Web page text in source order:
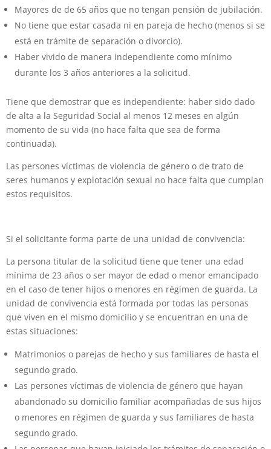
Mayores de de 65 años que no tengan pensión de jubilación.
No tiene que estar casada ni en pareja de hecho (menos si se
está en trámite de separación o divorcio).
Haber vivido de manera independiente como mínimo
durante los 3 años anteriores a la solicitud.
Tiene que demostrar que es independiente: haber sido dado
de alta a la Seguridad Social al menos 12 meses en algún
momento de su vida (no hace falta que sea de forma
continuada).
Las persones víctimas de violencia de género o de trato de
seres humanos y explotación sexual no hace falta que cumplan
estos requisitos.
Si el solicitante forma parte de una unidad de convivencia:
La persona titular de la solicitud tiene que tener una edad
mínima de 23 años o ser mayor de edad o menor emancipado
en el caso de tener hijos o menores en régimen de guarda. La
unidad de convivencia está formada por todas las personas
que viven en el mismo domicilio y se encuentran en una de
estas situaciones:
Matrimonios o parejas de hecho y sus familiares de hasta el
segundo grado.
Las persones víctimas de violencia de género que hayan
abandonado su domicilio familiar acompañadas de sus hijos
o menores en régimen de guarda y sus familiares de hasta
segundo grado.